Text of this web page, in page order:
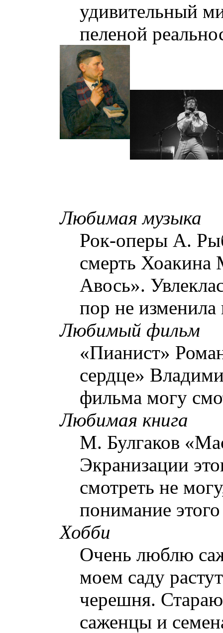
удивительный
пеленой
Любимая музыка
Рок-оперы А.
смерть
Авось».
пор не изменила
Любимый фильм
«Пианист»
сердце»
фильма могу
Любимая книга
М. Булгаков
Экранизации
смотреть не
понимание
Хобби
Очень люблю
моем саду
черешня.
саженцы и